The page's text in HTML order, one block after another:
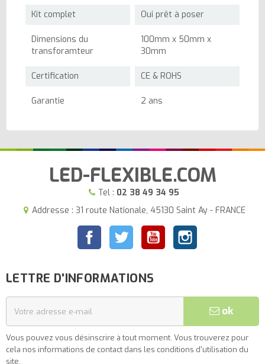
Kit complet Oui prêt à poser
Dimensions du
transforamteur
100mm x 50mm x
30mm
Certification CE & ROHS
Garantie 2 ans
LED-FLEXIBLE.COM
Tel : 02 38 49 34 95
Addresse : 31 route Nationale, 45130 Saint Ay - FRANCE
FacebookTwitter YouTubeInstagram
LETTRE D'INFORMATIONS
ok
Vous pouvez vous désinscrire à tout moment. Vous trouverez pour
cela nos informations de contact dans les conditions d'utilisation du
site.